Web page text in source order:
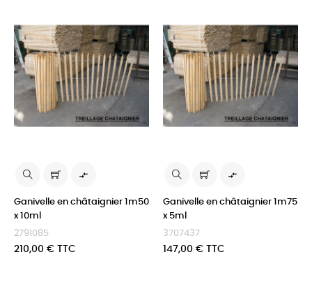

Ganivelle en châtaignier 1m50
x 10ml
2791085
Prix
210,00 € TTC

Ganivelle en châtaignier 1m75
x 5ml
3707437
Prix
147,00 € TTC